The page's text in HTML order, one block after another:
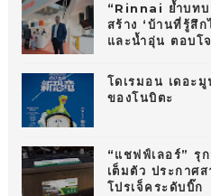
“Rinnai ย้ำบท
สร้าง ‘บ้านที่รู้สึ
และน้ำอุ่น ตอบโ
โดเรมอน เดอะ
ของโนบิตะ
“แชฟฟ์เลอร์” รุ
เต็มตัว ประกาศ
โปรเจ็คระดับบิ๊ก